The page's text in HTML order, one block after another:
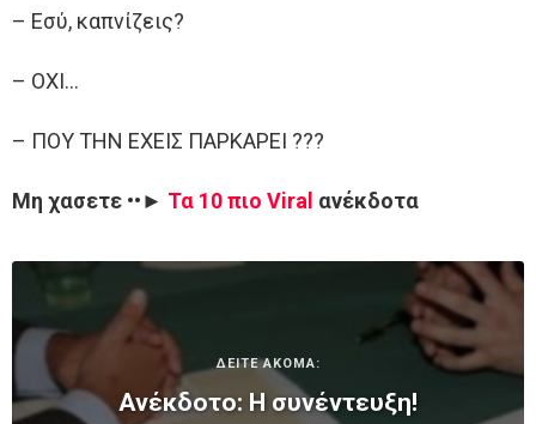
– Εσύ, καπνίζεις?
– ΟΧΙ…
– ΠΟΥ ΤΗΝ ΕΧΕΙΣ ΠΑΡΚΑΡΕΙ ???
Μη χασετε ••► Τα 10 πιο Viral ανέκδοτα
ΔΕΙΤΕ ΑΚΟΜΑ:
Ανέκδοτο: Η συνέντευξη!